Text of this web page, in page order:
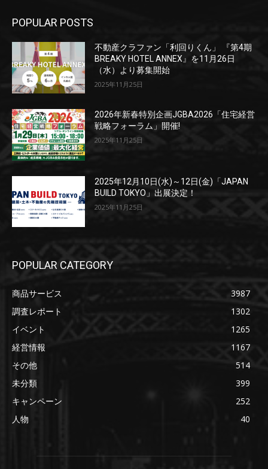
POPULAR POSTS
不動産クラファン「利回りくん」 『第4期
BREAKY HOTEL ANNEX』を11月26日
（水）より募集開始
2025年11月25日
2026年新春特別企画JGBA2026「住宅経営
戦略フォーラム」開催!
2025年11月25日
2025年12月10日(水)～12日(金)「JAPAN
BUILD TOKYO」出展決定！
2025年11月25日
POPULAR CATEGORY
商品サービス
3987
調査レポート
1302
イベント
1265
経営情報
1167
その他
514
未分類
399
キャンペーン
252
人物
40